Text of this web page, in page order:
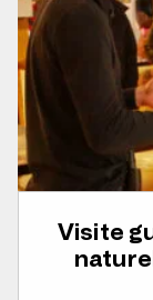
Visite